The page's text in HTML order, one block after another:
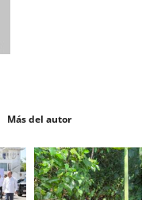
Más del autor